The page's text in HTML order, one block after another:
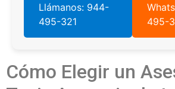
Llámanos: 944-
495-321
495-
Cómo Elegir un